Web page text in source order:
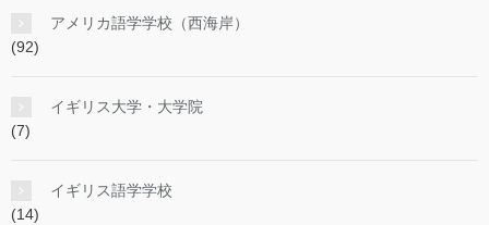
アメリカ語学学校（西海岸）
(92)
イギリス大学・大学院
(7)
イギリス語学学校
(14)